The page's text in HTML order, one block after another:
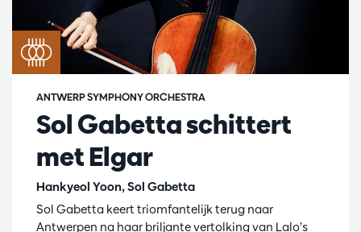
Sol Gabetta schittert
met Elgar
Hankyeol Yoon, Sol Gabetta
ANTWERP SYMPHONY ORCHESTRA
Sol Gabetta keert triomfantelijk terug naar
Antwerpen na haar briljante vertolking van Lalo’s